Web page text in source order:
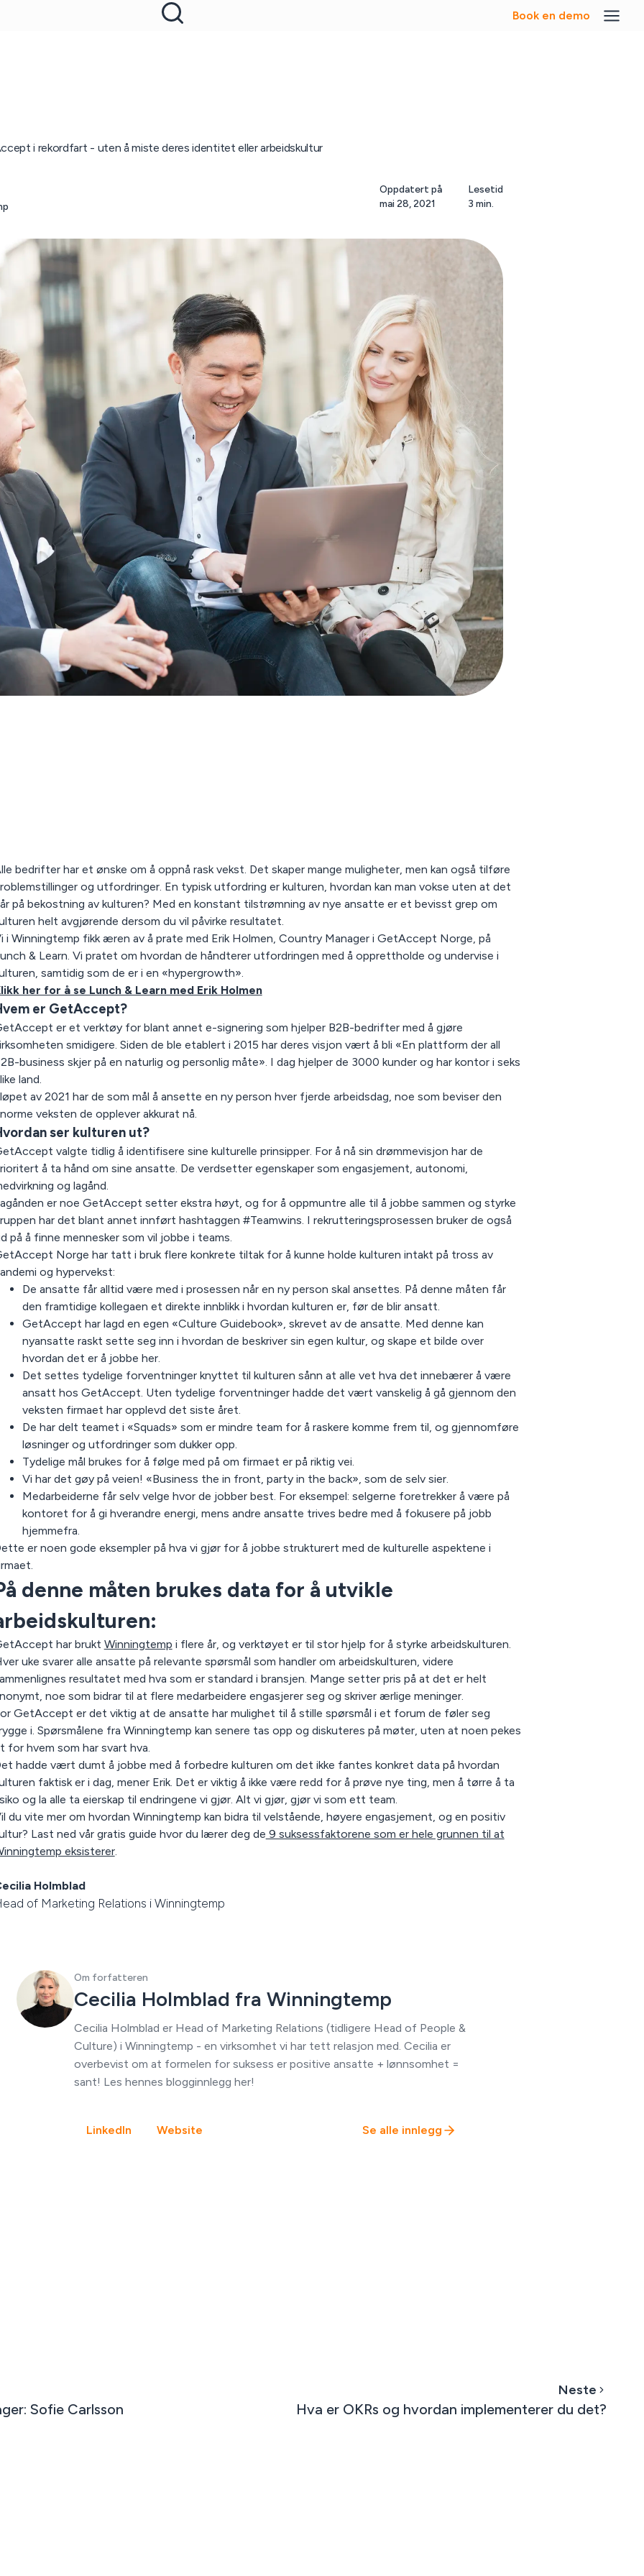
Book en demo
i rekordfart - uten å miste deres identitet eller arbeidskultur
Oppdatert på
mai 28, 2021
Lesetid
3 min.
bedrifter har et ønske om å oppnå rask vekst. Det skaper mange muligheter, men kan også tilføre
og utfordringer. En typisk utfordring er kulturen, hvordan kan man vokse uten at det
på bekostning av kulturen? Med en konstant tilstrømning av nye ansatte er et bevisst grep om
helt avgjørende dersom du vil påvirke resultatet.
i Winningtemp fikk æren av å prate med Erik Holmen, Country Manager i GetAccept Norge, på
& Learn. Vi pratet om hvordan de håndterer utfordringen med å opprettholde og undervise i
samtidig som de er i en «hypergrowth».
her for å se Lunch & Learn med Erik Holmen
er GetAccept?
er et verktøy for blant annet e-signering som hjelper B2B-bedrifter med å gjøre
smidigere. Siden de ble etablert i 2015 har deres visjon vært å bli «En plattform der all
business skjer på en naturlig og personlig måte». I dag hjelper de 3000 kunder og har kontor i seks
land.
av 2021 har de som mål å ansette en ny person hver fjerde arbeidsdag, noe som beviser den
veksten de opplever akkurat nå.
ser kulturen ut?
valgte tidlig å identifisere sine kulturelle prinsipper. For å nå sin drømmevisjon har de
å ta hånd om sine ansatte. De verdsetter egenskaper som engasjement, autonomi,
og lagånd.
er noe GetAccept setter ekstra høyt, og for å oppmuntre alle til å jobbe sammen og styrke
har det blant annet innført hashtaggen #Teamwins. I rekrutteringsprosessen bruker de også
på å finne mennesker som vil jobbe i teams.
Norge har tatt i bruk flere konkrete tiltak for å kunne holde kulturen intakt på tross av
og hypervekst:
De ansatte får alltid være med i prosessen når en ny person skal ansettes. På denne måten får
den framtidige kollegaen et direkte innblikk i hvordan kulturen er, før de blir ansatt.
GetAccept har lagd en egen «Culture Guidebook», skrevet av de ansatte. Med denne kan
nyansatte raskt sette seg inn i hvordan de beskriver sin egen kultur, og skape et bilde over
hvordan det er å jobbe her.
Det settes tydelige forventninger knyttet til kulturen sånn at alle vet hva det innebærer å være
ansatt hos GetAccept. Uten tydelige forventninger hadde det vært vanskelig å gå gjennom den
veksten firmaet har opplevd det siste året.
De har delt teamet i «Squads» som er mindre team for å raskere komme frem til, og gjennomføre
løsninger og utfordringer som dukker opp.
Tydelige mål brukes for å følge med på om firmaet er på riktig vei.
Vi har det gøy på veien! «Business the in front, party in the back», som de selv sier.
Medarbeiderne får selv velge hvor de jobber best. For eksempel: selgerne foretrekker å være på
kontoret for å gi hverandre energi, mens andre ansatte trives bedre med å fokusere på jobb
hjemmefra.
er noen gode eksempler på hva vi gjør for å jobbe strukturert med de kulturelle aspektene i
denne måten brukes data for å utvikle
har brukt Winningtemp i flere år, og verktøyet er til stor hjelp for å styrke arbeidskulturen.
uke svarer alle ansatte på relevante spørsmål som handler om arbeidskulturen, videre
resultatet med hva som er standard i bransjen. Mange setter pris på at det er helt
noe som bidrar til at flere medarbeidere engasjerer seg og skriver ærlige meninger.
GetAccept er det viktig at de ansatte har mulighet til å stille spørsmål i et forum de føler seg
i. Spørsmålene fra Winningtemp kan senere tas opp og diskuteres på møter, uten at noen pekes
for hvem som har svart hva.
hadde vært dumt å jobbe med å forbedre kulturen om det ikke fantes konkret data på hvordan
faktisk er i dag, mener Erik. Det er viktig å ikke være redd for å prøve nye ting, men å tørre å ta
og la alle ta eierskap til endringene vi gjør. Alt vi gjør, gjør vi som ett team.
du vite mer om hvordan Winningtemp kan bidra til velstående, høyere engasjement, og en positiv
Last ned vår gratis guide hvor du lærer deg de 9 suksessfaktorene som er hele grunnen til at
eksisterer.
Holmblad
of Marketing Relations i Winningtemp
Om forfatteren
Cecilia Holmblad fra Winningtemp
Cecilia Holmblad er Head of Marketing Relations (tidligere Head of People &
Culture) i Winningtemp - en virksomhet vi har tett relasjon med. Cecilia er
overbevist om at formelen for suksess er positive ansatte + lønnsomhet =
sant! Les hennes blogginnlegg her!
LinkedIn Website Se alle innlegg
Sofie Carlsson
Neste
Hva er OKRs og hvordan implementerer du det?